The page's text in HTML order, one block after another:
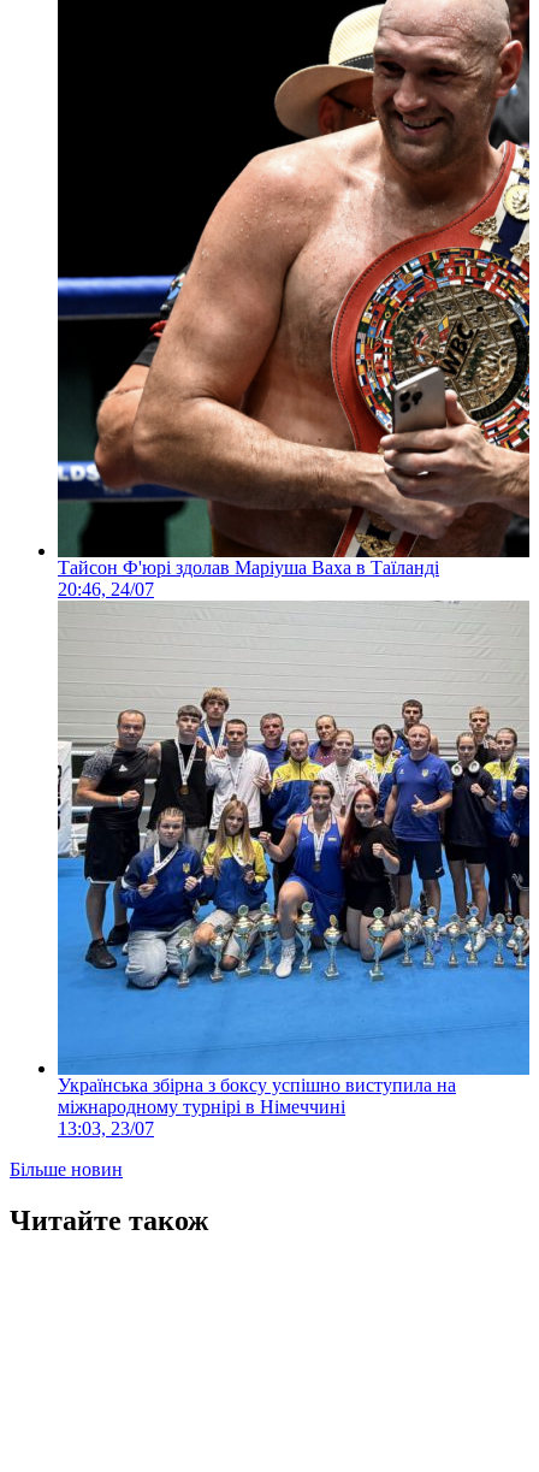
Тайсон Ф'юрі здолав Маріуша Ваха в Таїланді
20:46, 24/07
Українська збірна з боксу успішно виступила на
міжнародному турнірі в Німеччині
13:03, 23/07
Більше новин
Читайте також